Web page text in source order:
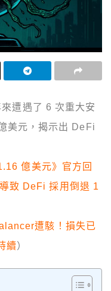
遭遇了 6 次重大安
美元，揭示出 DeFi
億美元》官方回
致 DeFi 採用倒退 1
遭駭！損失已
續）